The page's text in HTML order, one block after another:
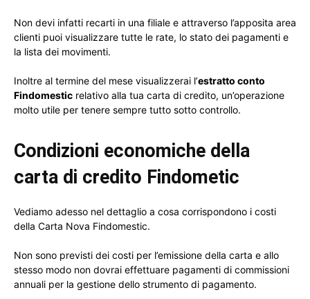
Non devi infatti recarti in una filiale e attraverso l’apposita area
clienti puoi visualizzare tutte le rate, lo stato dei pagamenti e
la lista dei movimenti.
Inoltre al termine del mese visualizzerai l’estratto conto
Findomestic relativo alla tua carta di credito, un’operazione
molto utile per tenere sempre tutto sotto controllo.
Condizioni economiche della
carta di credito Findometic
Vediamo adesso nel dettaglio a cosa corrispondono i costi
della Carta Nova Findomestic.
Non sono previsti dei costi per l’emissione della carta e allo
stesso modo non dovrai effettuare pagamenti di commissioni
annuali per la gestione dello strumento di pagamento.